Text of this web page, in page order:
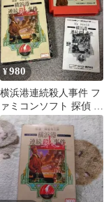
¥980
横浜港連続殺人事件 フ
ァミコンソフト 探偵 神
宮寺三郎 動作未確認 ジ
ャンク品